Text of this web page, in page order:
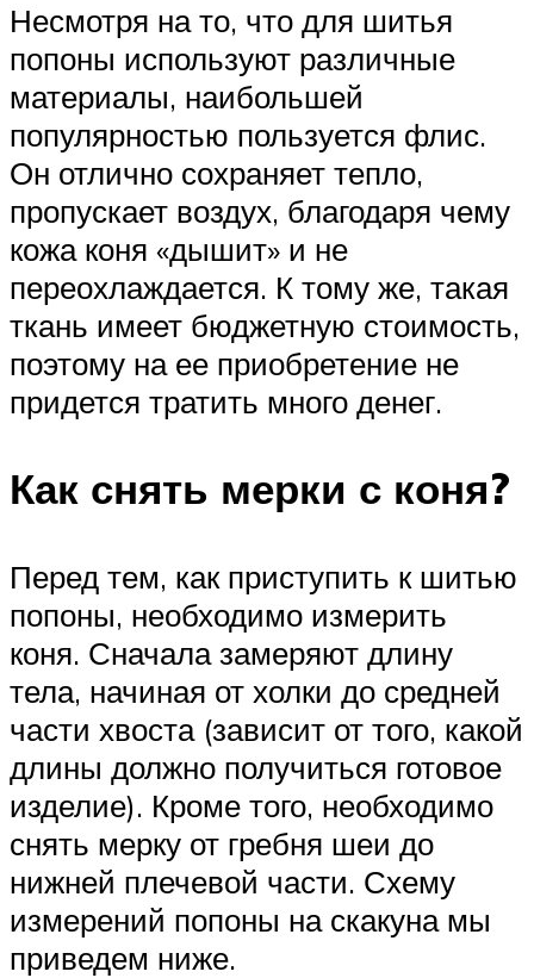
Несмотря на то, что для шитья
попоны используют различные
материалы, наибольшей
популярностью пользуется флис.
Он отлично сохраняет тепло,
пропускает воздух, благодаря чему
кожа коня «дышит» и не
переохлаждается. К тому же, такая
ткань имеет бюджетную стоимость,
поэтому на ее приобретение не
придется тратить много денег.
Как снять мерки с коня?
Перед тем, как приступить к шитью
попоны, необходимо измерить
коня. Сначала замеряют длину
тела, начиная от холки до средней
части хвоста (зависит от того, какой
длины должно получиться готовое
изделие). Кроме того, необходимо
снять мерку от гребня шеи до
нижней плечевой части. Схему
измерений попоны на скакуна мы
приведем ниже.